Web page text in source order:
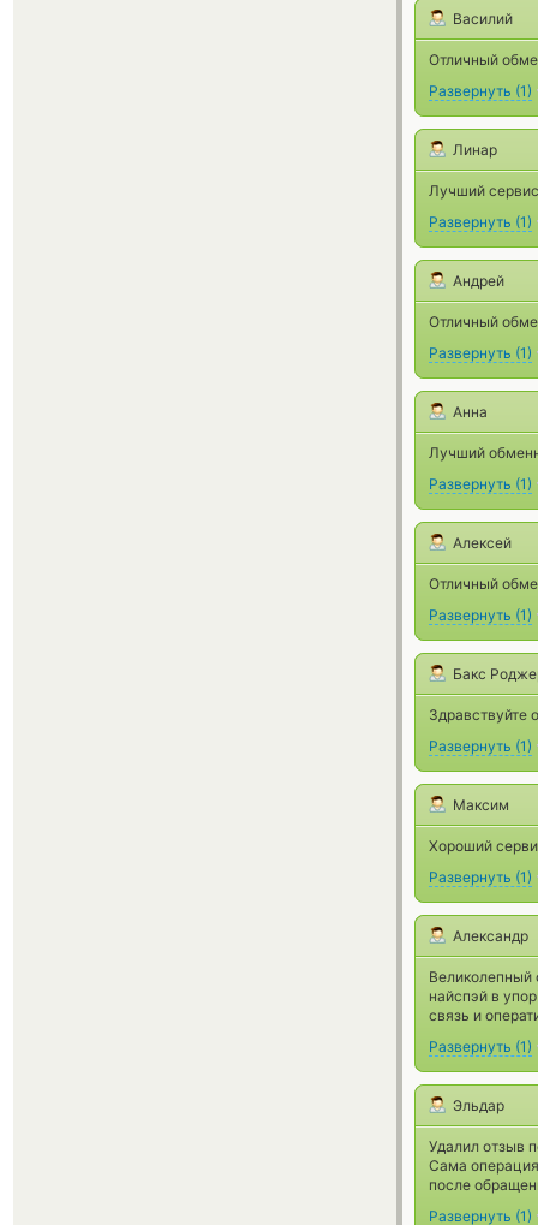
Василий
Отличный
Развернуть (1)
Линар
Лучший
Развернуть (1)
Андрей
Отличный
Развернуть (1)
Анна
Лучший
Развернуть (1)
Алексей
Отличный
Развернуть (1)
Бакс
Здравствуйте
Развернуть (1)
Максим
Хороший
Развернуть (1)
Александр
Великолепный
найспэй в
связь и
Развернуть (1)
Эльдар
Удалил отзыв
Сама
после
Развернуть (1)